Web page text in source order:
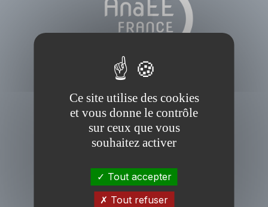
PRÉSENTATION
AnaEE France
Enjeux
Partenaires institutionnels
Ce site utilise des cookies
et vous donne le contrôle
sur ceux que vous
souhaitez activer
Tout accepter
Tout refuser